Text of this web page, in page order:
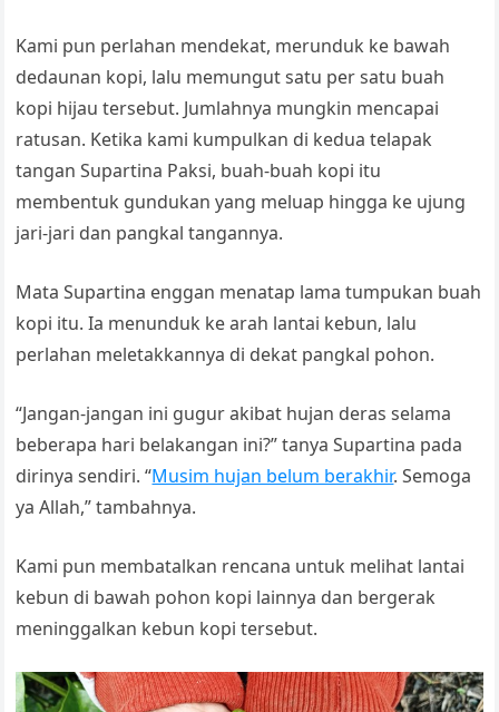
Kami pun perlahan mendekat, merunduk ke bawah
dedaunan kopi, lalu memungut satu per satu buah
kopi hijau tersebut. Jumlahnya mungkin mencapai
ratusan. Ketika kami kumpulkan di kedua telapak
tangan Supartina Paksi, buah-buah kopi itu
membentuk gundukan yang meluap hingga ke ujung
jari-jari dan pangkal tangannya.
Mata Supartina enggan menatap lama tumpukan buah
kopi itu. Ia menunduk ke arah lantai kebun, lalu
perlahan meletakkannya di dekat pangkal pohon.
“Jangan-jangan ini gugur akibat hujan deras selama
beberapa hari belakangan ini?” tanya Supartina pada
dirinya sendiri. “Musim hujan belum berakhir. Semoga
ya Allah,” tambahnya.
Kami pun membatalkan rencana untuk melihat lantai
kebun di bawah pohon kopi lainnya dan bergerak
meninggalkan kebun kopi tersebut.